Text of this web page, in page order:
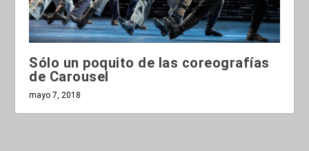
Sólo un poquito de las coreografías
de Carousel
mayo 7, 2018